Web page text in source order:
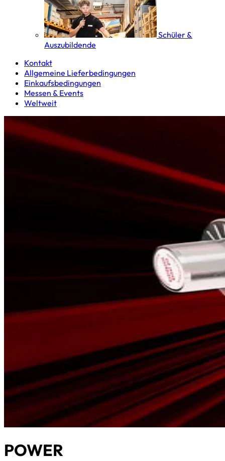
Schüler &
Auszubildende
Kontakt
Allgemeine Lieferbedingungen
Einkaufsbedingungen
Messen & Events
Weltweit
POWER